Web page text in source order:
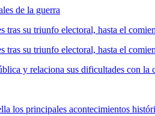
de la guerra
tras su triunfo electoral, hasta el
tras su triunfo electoral, hasta el
y relaciona sus dificultades con la
los principales acontecimientos